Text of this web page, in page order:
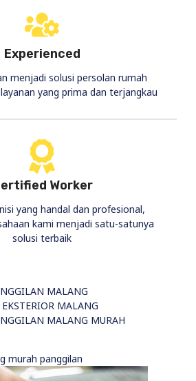
Experienced
menjadi solusi persolan rumah
yang prima dan terjangkau
Worker
yang handal dan profesional,
kami menjadi satu-satunya
solusi terbaik